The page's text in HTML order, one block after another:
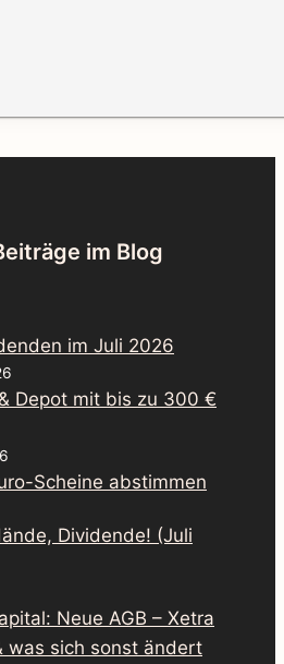
im Blog
im Juli 2026
Depot mit bis zu 300 €
Scheine abstimmen
Dividende! (Juli
Neue AGB – Xetra
was sich sonst ändert